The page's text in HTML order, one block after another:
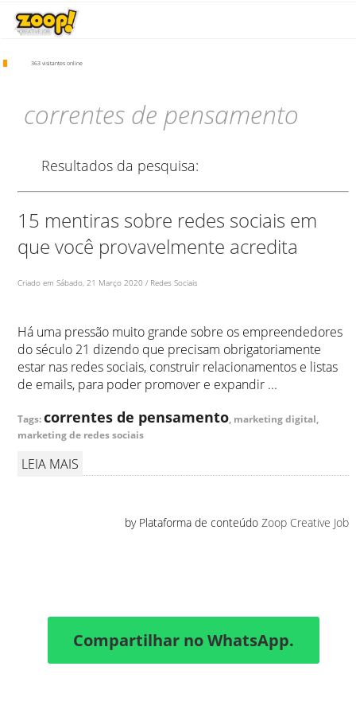
363 visitantes online
correntes de pensamento
Resultados da pesquisa:
15 mentiras sobre redes sociais em
que você provavelmente acredita
Criado em Sábado, 21 Março 2020 / Redes Sociais
Há uma pressão muito grande sobre os empreendedores
do século 21 dizendo que precisam obrigatoriamente
estar nas redes sociais, construir relacionamentos e listas
de emails, para poder promover e expandir ...
Tags:correntes de pensamento, marketing digital,
marketing de redes sociais
LEIA MAIS
by Plataforma de conteúdoZoop Creative Job
Compartilhar no WhatsApp.